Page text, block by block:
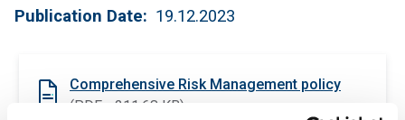
Publication Date 19.12.2023
Comprehensive Risk Management policy
(PDF - 211.68 KB)